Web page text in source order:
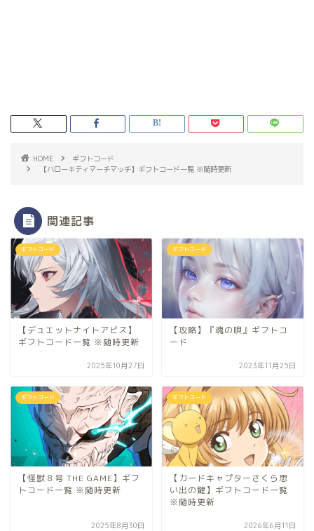
HOME
ギフトコード
【ハローキティマーチマッチ】ギフトコード一覧 ※随時更新
関連記事
ギフトコード
【デュエットナイトアビス】
ギフトコード一覧 ※随時更新
2025年10月27日
ギフトコード
【攻略】『魂の唄』ギフトコ
ード
2023年11月25日
ギフトコード
【怪獣８号 THE GAME】ギフ
トコード一覧 ※随時更新
2025年8月30日
ギフトコード
【カードキャプターさくら思
い出の鍵】ギフトコード一覧
※随時更新
2026年6月11日